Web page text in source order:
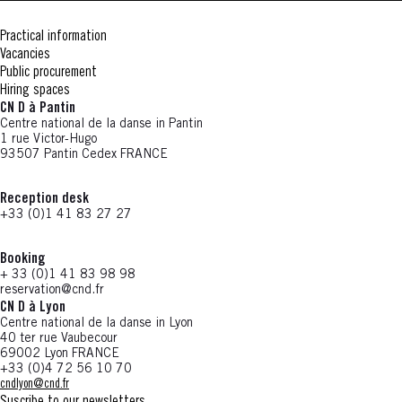
Practical information
Vacancies
Public procurement
Hiring spaces
CN D à Pantin
Centre national de la danse in Pantin
1 rue Victor-Hugo
93507 Pantin Cedex FRANCE
Reception desk
+33 (0)1 41 83 27 27
Booking
+ 33 (0)1 41 83 98 98
reservation@cnd.fr
CN D à Lyon
Centre national de la danse in Lyon
40 ter rue Vaubecour
69002 Lyon FRANCE
+33 (0)4 72 56 10 70
cndlyon@cnd.fr